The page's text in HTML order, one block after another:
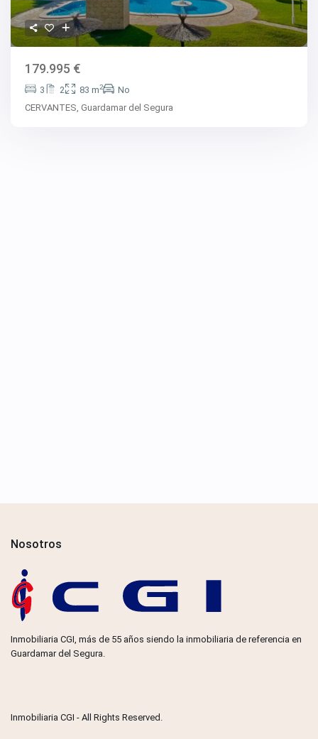
179.995 €
3 2 83 m2
No
CERVANTES,Guardamar del Segura
Nosotros
Inmobiliaria CGI, más de 55 años siendo la inmobiliaria de referencia en
Guardamar del Segura.
Inmobiliaria CGI - All Rights Reserved.